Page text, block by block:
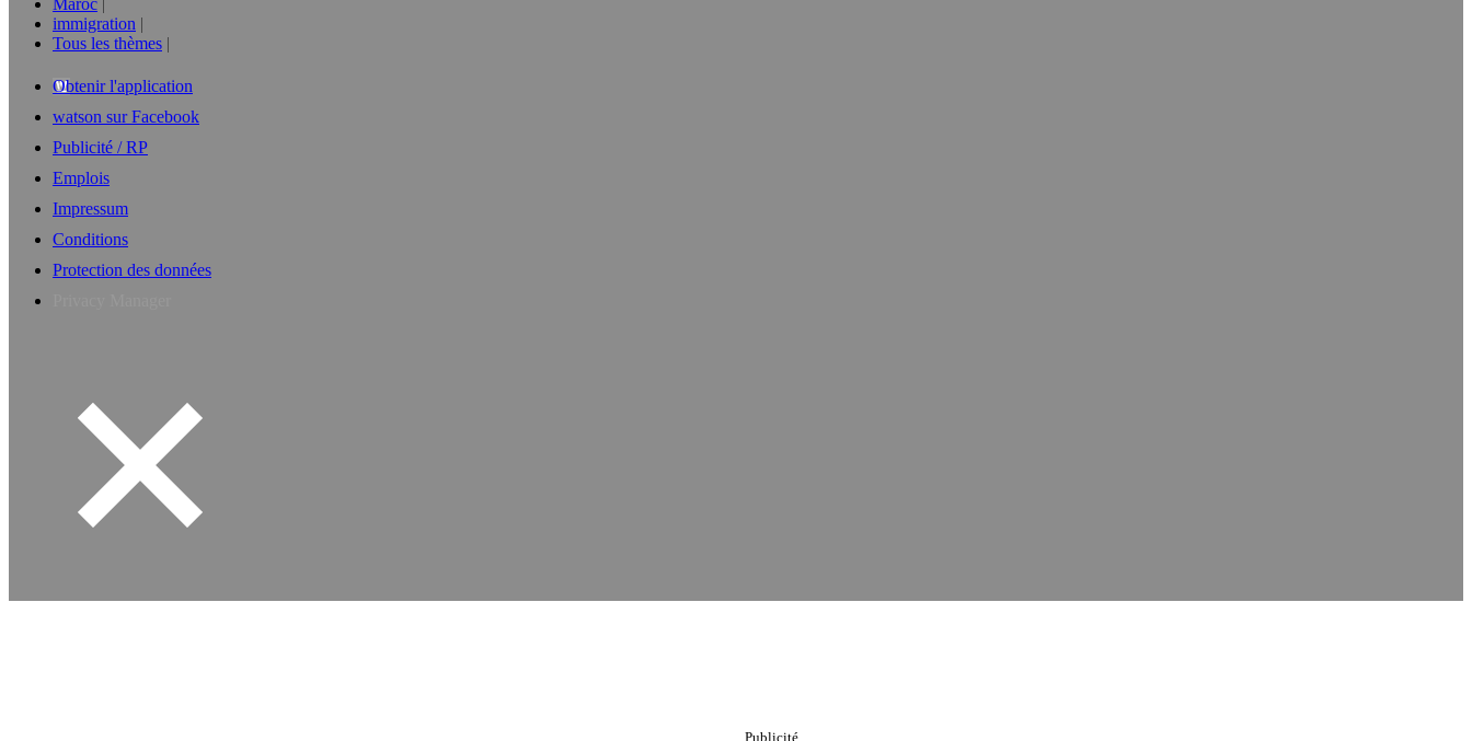
Maroc
immigration
Tous les thèmes
Obtenir l'application
watson sur Facebook
Publicité / RP
Emplois
Impressum
Conditions
Protection des données